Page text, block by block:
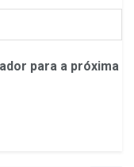
para a próxima